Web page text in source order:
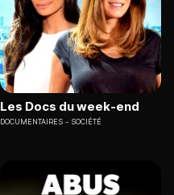
Les Docs du week-end
DOCUMENTAIRES SOCIÉTÉ